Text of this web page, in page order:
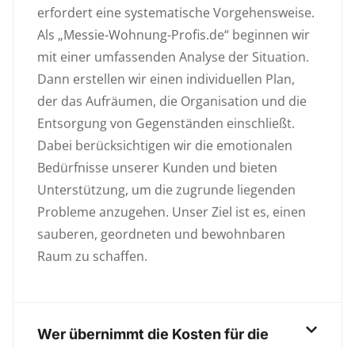
erfordert eine systematische Vorgehensweise.
Als „Messie-Wohnung-Profis.de“ beginnen wir
mit einer umfassenden Analyse der Situation.
Dann erstellen wir einen individuellen Plan,
der das Aufräumen, die Organisation und die
Entsorgung von Gegenständen einschließt.
Dabei berücksichtigen wir die emotionalen
Bedürfnisse unserer Kunden und bieten
Unterstützung, um die zugrunde liegenden
Probleme anzugehen. Unser Ziel ist es, einen
sauberen, geordneten und bewohnbaren
Raum zu schaffen.
Wer übernimmt die Kosten für die